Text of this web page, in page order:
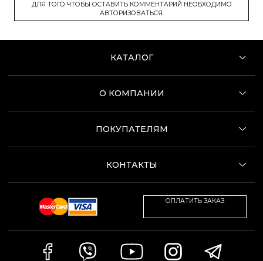
ДЛЯ ТОГО ЧТОБЫ ОСТАВИТЬ КОММЕНТАРИЙ НЕОБХОДИМО
АВТОРИЗОВАТЬСЯ.
КАТАЛОГ
О КОМПАНИИ
ПОКУПАТЕЛЯМ
КОНТАКТЫ
ОПЛАТИТЬ ЗАКАЗ